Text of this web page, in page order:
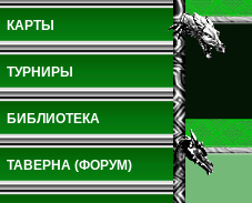
КАРТЫ
ТУРНИРЫ
БИБЛИОТЕКА
ТАВЕРНА (ФОРУМ)